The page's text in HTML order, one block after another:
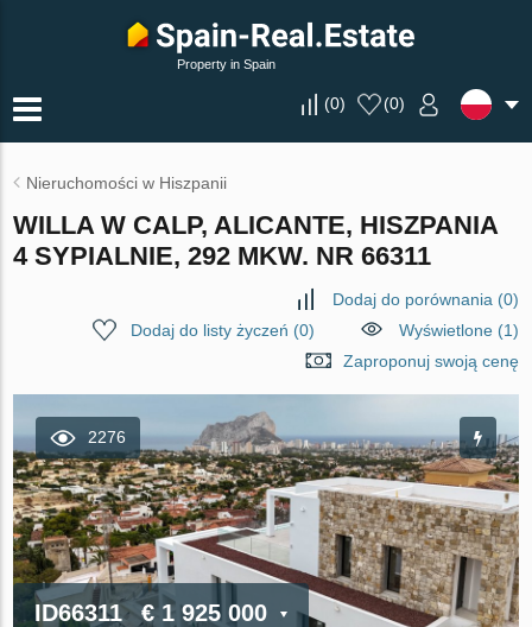
Property in Spain
(0) (0)
Nieruchomości w Hiszpanii
WILLA W CALP, ALICANTE, HISZPANIA
4 SYPIALNIE, 292 MKW. NR 66311
Dodaj do porównania (0)
Dodaj do listy życzeń (0)
Wyświetlone (1)
Zaproponuj swoją cenę
2276
ID66311 € 1 925 000